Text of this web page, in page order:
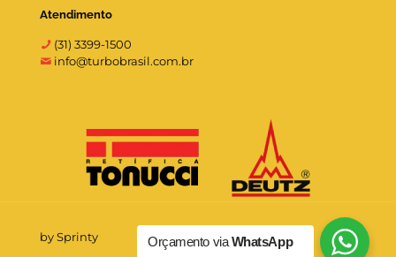
Atendimento
(31) 3399-1500
info@turbobrasil.com.br
by Sprinty Orçamento viaWhatsApp